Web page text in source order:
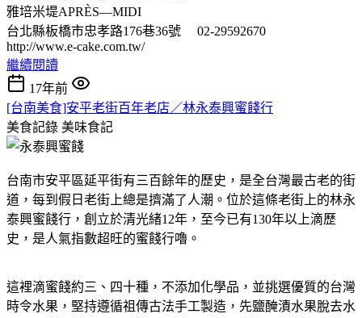
雅培米堤APRÈS—MIDI
台北縣板橋市忠孝路176巷36號 02-29592670
http://www.e-cake.com.tw/
繼續閱讀
17年前
[台南美食]安平老街百年老店／林永泰興蜜餞行
美食記錄 美味食記
台南市安平區延平街有三百餘年的歷史，是全台灣最古老的街
道，每到假日老街上總是擠滿了人潮。位於這條老街上的林永
泰興蜜餞行，創立於清光緒12年，至今已有130年以上滴歷
史，是人氣指數超旺的蜜餞行嚕。
這裡滴蜜餞約三、四十種，不添加化學品，並挑選優質的台灣
時令水果，堅持遵循祖傳古法手工製造，先鹽醃漬水果脫去水